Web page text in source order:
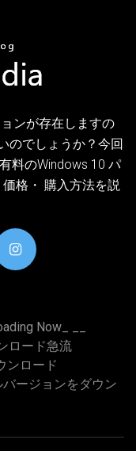
ンが存在しますの
のでしょうか？今回
料のWindows 10 パ
格・ 購入方法を説
Now_ __
ロード急流
ンロード
ージョンをダウン